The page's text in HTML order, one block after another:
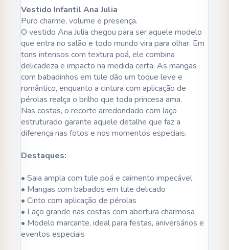
Vestido Infantil Ana Julia
Puro charme, volume e presença.
O vestido Ana Julia chegou para ser aquele modelo
que entra no salão e todo mundo vira para olhar. Em
tons intensos com textura poá, ele combina
delicadeza e impacto na medida certa. As mangas
com babadinhos em tule dão um toque leve e
romântico, enquanto a cintura com aplicação de
pérolas realça o brilho que toda princesa ama.
Nas costas, o recorte arredondado com laço
estruturado garante aquele detalhe que faz a
diferença nas fotos e nos momentos especiais.
Destaques:
• Saia ampla com tule poá e caimento impecável
• Mangas com babados em tule delicado
• Cinto com aplicação de pérolas
• Laço grande nas costas com abertura charmosa
• Modelo marcante, ideal para festas, aniversários e
eventos especiais